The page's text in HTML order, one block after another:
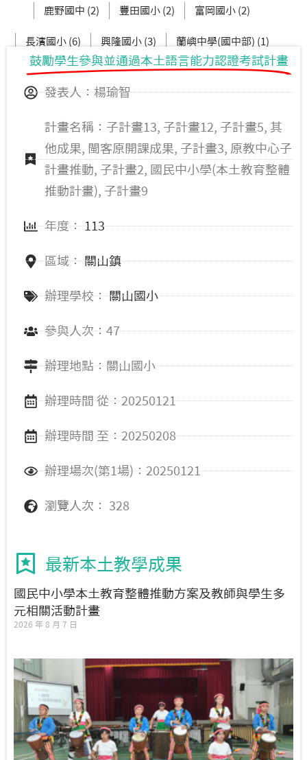
鹿野國中 (2) 豐田國小 (2) 富岡國小 (2)
長濱國小 (6) 興隆國小 (3) 蘭嶼中學(國中部) (1)
忠孝國小 (9) 霧鹿國小 (7)
鼓勵學生參與並通過本土語言能力認證考試計畫
發表人：楊瑜智
計畫名稱：子計畫13, 子計畫12, 子計畫5, 其
他成果, 閩客原開課成果, 子計畫3, 原教中心子
計畫推動, 子計畫2, 國民中小學(本土教育整體
推動計畫), 子計畫9
年度： 113
區域： 關山鎮
辦理學校： 關山國小
參與人次：47
辦理地點：關山國小
辦理時間 從：20250121
辦理時間 至：20250208
辦理場次(第1場)：20250121
瀏覽人次： 328
最新本土教學成果
國民中小學本土教育整體推動方案及教師與學生多
元相關活動計畫
2026 年 8 月 7 日